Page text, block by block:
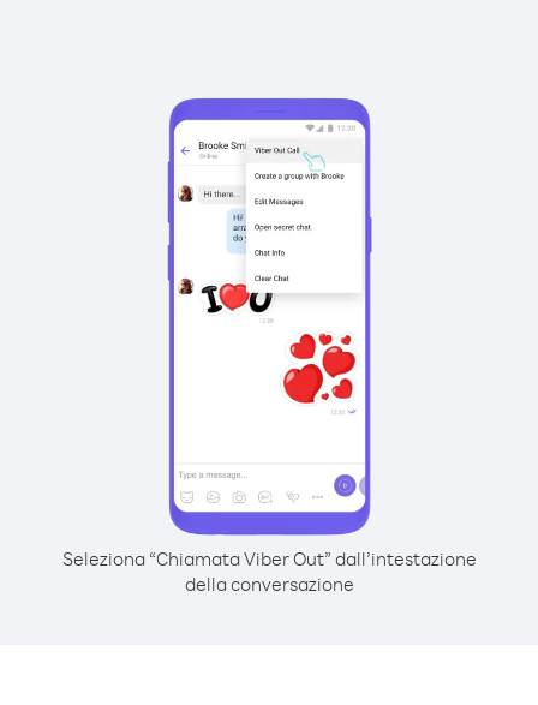
Seleziona “Chiamata Viber Out” dall’intestazione
della conversazione